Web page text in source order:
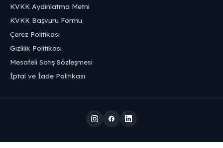
KVKK Aydınlatma Metni
KVKK Başvuru Formu
Çerez Politikası
Gizlilik Politikası
Mesafeli Satış Sözleşmesi
İptal ve İade Politikası